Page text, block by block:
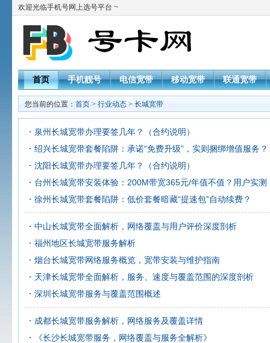
欢迎光临手机号网上选号平台 ~
首页 手机靓号 电信宽带 移动宽带 联通宽带
您当前的位置： 首页 > 行业动态 > 长城宽带
泉州长城宽带办理要签几年？（合约说明）
绍兴长城宽带套餐陷阱：承诺“免费升级”，实则捆绑增值服务？
沈阳长城宽带办理要签几年？（合约说明）
台州长城宽带安装体验：200M带宽365元/年值不值？用户实测
徐州长城宽带套餐陷阱：低价套餐暗藏“提速包”自动续费？
中山长城宽带全面解析，网络覆盖与用户评价深度剖析
福州地区长城宽带服务解析
烟台长城宽带网络服务概览，宽带安装与维护指南
天津长城宽带全面解析，服务、速度与覆盖范围的深度剖析
深圳长城宽带服务与覆盖范围概述
成都长城宽带服务解析，网络服务及覆盖详情
《长沙长城宽带服务，网络覆盖与服务全解析》